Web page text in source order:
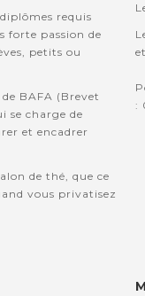
requis
forte passion de
petits ou
BAFA (Brevet
se charge de
et encadrer
de thé, que ce
vous privatisez
: